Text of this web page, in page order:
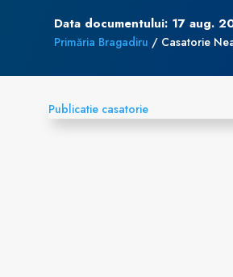
Data documentului: 17 aug.
Primăria Bragadiru / Casatorie
Publicatie casatorie